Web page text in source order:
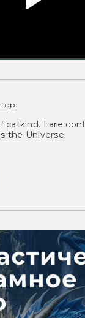
catkind. I are
the Universe.